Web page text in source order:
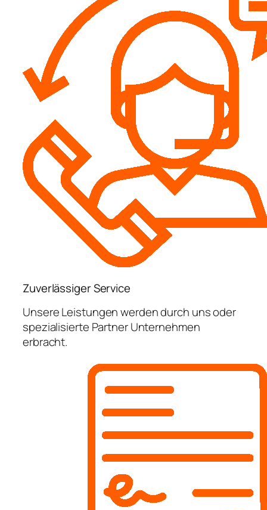
Zuverlässiger Service
Unsere Leistungen werden durch uns oder
spezialisierte Partner Unternehmen
erbracht.